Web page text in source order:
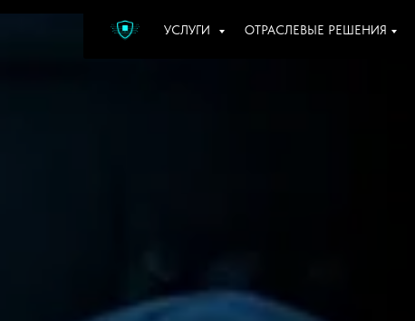
УСЛУГИ ОТРАСЛЕВЫЕ РЕШЕНИЯ